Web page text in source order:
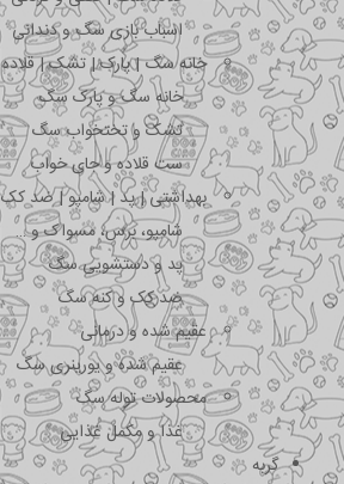
اسباب بازی سگ و دندانی
خانه سگ | پارک | تشک | قلاده
خانه سگ و پارک سگ
تشک و تختخواب سگ
ست قلاده و جای خواب
بهداشتی | پد | شامپو | ضد کک
شامپو، برس، مسواک و …
پد و دستشویی سگ
ضد کک و کنه سگ
عقیم شده و درمانی
عقیم شده و یورینری سگ
محصولات توله سگ
غذا و مکمل غذایی
گربه